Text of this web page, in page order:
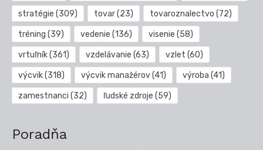
stratégie (309) tovar(23) tovaroznalectvo (72)
tréning (39) vedenie (136) visenie (58)
vrtuľník(361) vzdelávanie (63) vzlet (60)
výcvik(318) výcvik manažérov(41) výroba (41)
zamestnanci (32) ľudské zdroje (59)
Poradňa